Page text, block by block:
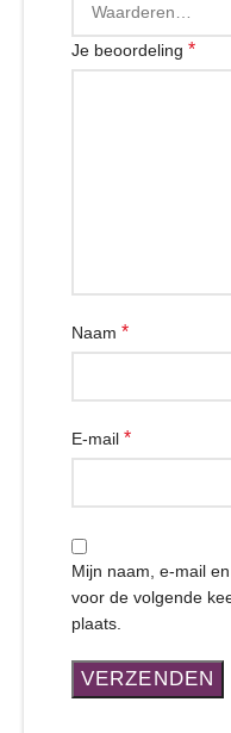
Je beoordeling *
Naam *
E-mail *
Mijn naam, e-mail
voor de volgende
plaats.